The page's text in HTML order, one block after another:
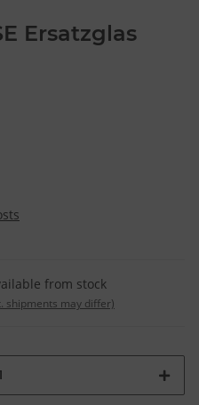
Ersatzglas
from stock
shipments may differ)